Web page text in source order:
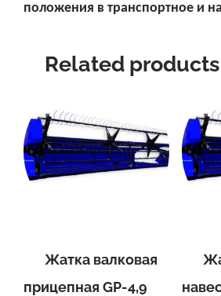
положения в транспортное и
Related products
Жатка валковая
прицепная GP-4,9